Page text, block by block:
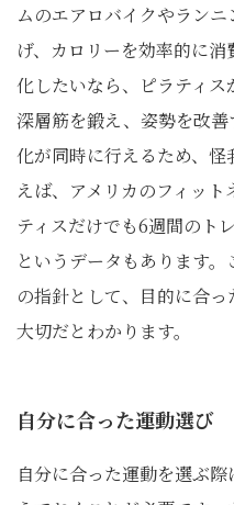
ムのエアロバイクやラン
げ、カロリーを効率的に
化したいなら、ピラティス
深層筋を鍛え、姿勢を改
化が同時に行えるため、
えば、アメリカのフィッ
ティスだけでも6週間のト
というデータもあります
の指針として、目的に合
大切だとわかります。
自分に合った運動選び
自分に合った運動を選ぶ